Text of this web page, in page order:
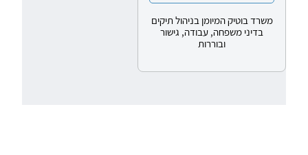
משרד בוטיק המיומן בניהול תיקים
בדיני משפחה, עבודה, גישור
ובוררות